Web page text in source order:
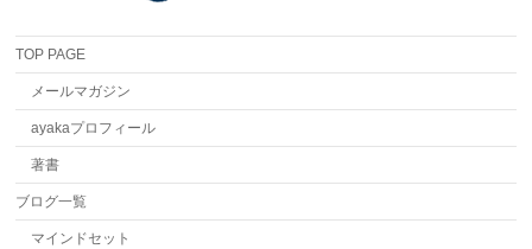
TOP PAGE
メールマガジン
ayakaプロフィール
著書
ブログ一覧
マインドセット